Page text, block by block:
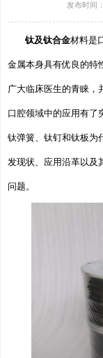
发布时间
钛及钛合金材料是
金属本身具有优良的特
广大临床医生的青睐，
口腔领域中的应用有了
钛弹簧、钛钉和钛板为
发现状、应用沿革以及
问题。